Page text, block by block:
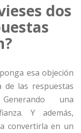
dos
esa objeción
de las respuestas
Generando una
Y además,
convertirla en un